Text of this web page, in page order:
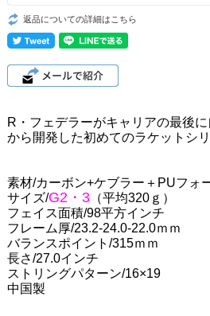
返品についての詳細はこちら
R・フェデラーがキャリアの最後
から開発した初めてのラケットシリ
素材/カーボン+ケブラー＋PUフォ
サイズ/G2・3（平均320ｇ）
フェイス面積/98平方インチ
フレーム厚/23.2-24.0-22.0ｍｍ
バランスポイント/315ｍｍ
長さ/27.0インチ
ストリングパターン/16×19
中国製